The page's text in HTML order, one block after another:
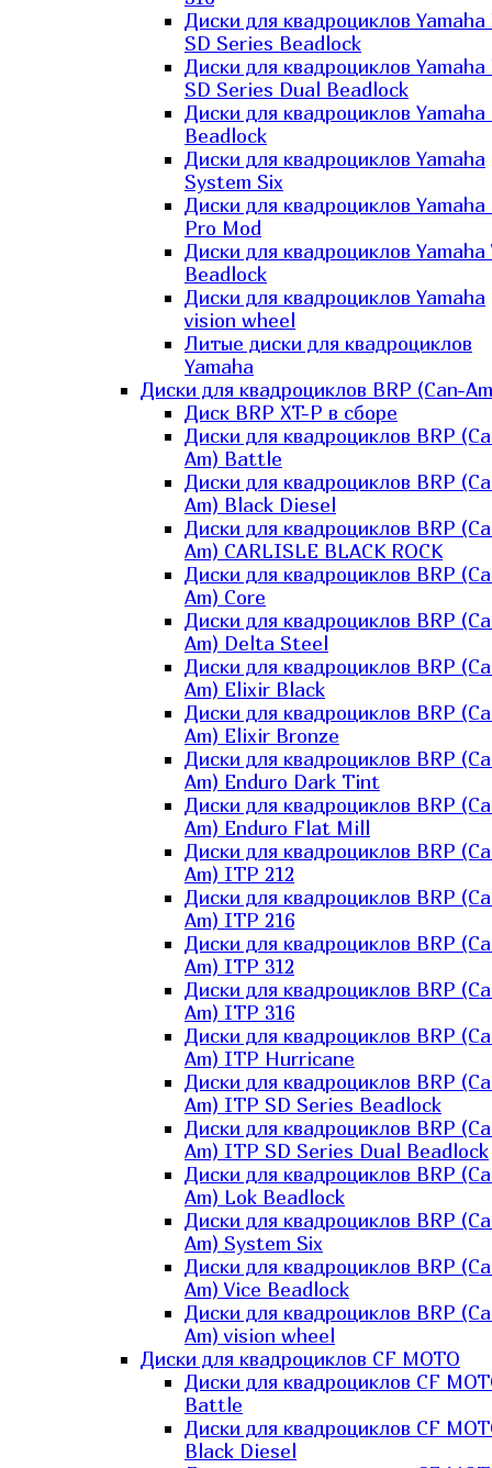
Диски для квадроциклов
SD Series Beadlock
Диски для квадроциклов
SD Series Dual Beadlock
Диски для квадроциклов Yamaha
Beadlock
Диски для квадроциклов Yamaha
System Six
Диски для квадроциклов Yamaha
Pro Mod
Диски для квадроциклов Yamaha
Beadlock
Диски для квадроциклов Yamaha
vision wheel
Литые диски для квадроциклов
Yamaha
Диски для квадроциклов BRP (Can-
Диск BRP XT-P в сборе
Диски для квадроциклов BRP
Am) Battle
Диски для квадроциклов BRP
Am) Black Diesel
Диски для квадроциклов BRP
Am) CARLISLE BLACK ROCK
Диски для квадроциклов BRP
Am) Core
Диски для квадроциклов BRP
Am) Delta Steel
Диски для квадроциклов BRP
Am) Elixir Black
Диски для квадроциклов BRP
Am) Elixir Bronze
Диски для квадроциклов BRP
Am) Enduro Dark Tint
Диски для квадроциклов BRP
Am) Enduro Flat Mill
Диски для квадроциклов BRP
Am) ITP 212
Диски для квадроциклов BRP
Am) ITP 216
Диски для квадроциклов BRP
Am) ITP 312
Диски для квадроциклов BRP
Am) ITP 316
Диски для квадроциклов BRP
Am) ITP Hurricane
Диски для квадроциклов BRP
Am) ITP SD Series Beadlock
Диски для квадроциклов BRP
Am) ITP SD Series Dual Beadlock
Диски для квадроциклов BRP
Am) Lok Beadlock
Диски для квадроциклов BRP
Am) System Six
Диски для квадроциклов BRP
Am) Vice Beadlock
Диски для квадроциклов BRP
Am) vision wheel
Диски для квадроциклов CF MOTO
Диски для квадроциклов CF
Battle
Диски для квадроциклов CF
Black Diesel